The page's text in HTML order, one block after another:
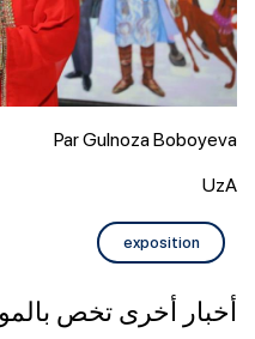
Par Gulnoza Boboyeva
UzA
exposition
أخبار أخرى تخص